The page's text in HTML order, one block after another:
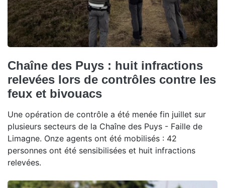
Chaîne des Puys : huit infractions
relevées lors de contrôles contre les
feux et bivouacs
Une opération de contrôle a été menée fin juillet sur
plusieurs secteurs de la Chaîne des Puys - Faille de
Limagne. Onze agents ont été mobilisés : 42
personnes ont été sensibilisées et huit infractions
relevées.